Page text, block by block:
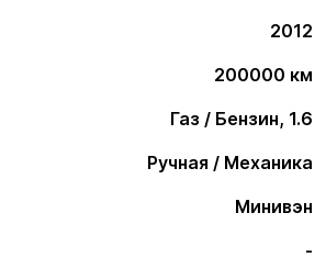
2012
200000 км
Газ / Бензин, 1.6
Ручная / Механика
Минивэн
-